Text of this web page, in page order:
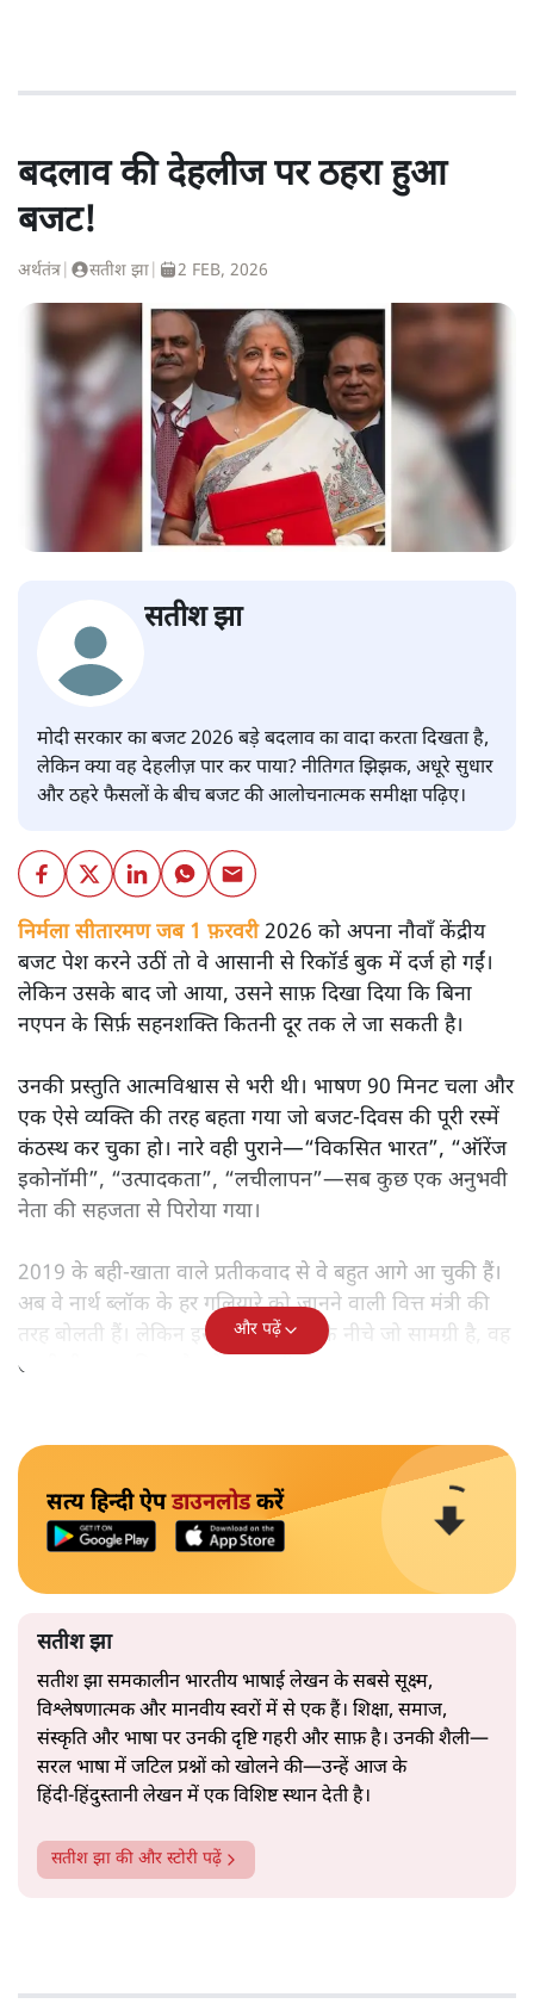
बदलाव की देहलीज पर ठहरा हुआ
बजट!
अर्थतंत्र सतीश झा 2 FEB, 2026
सतीश झा
मोदी सरकार का बजट 2026 बड़े बदलाव का वादा करता दिखता है,
लेकिन क्या वह देहलीज़ पार कर पाया? नीतिगत झिझक, अधूरे सुधार
और ठहरे फैसलों के बीच बजट की आलोचनात्मक समीक्षा पढ़िए।
निर्मला सीतारमण जब 1 फ़रवरी2026 को अपना नौवाँ केंद्रीय
बजट पेश करने उठीं तो वे आसानी से रिकॉर्ड बुक में दर्ज हो गईं।
लेकिन उसके बाद जो आया, उसने साफ़ दिखा दिया कि बिना
नएपन के सिर्फ़ सहनशक्ति कितनी दूर तक ले जा सकती है।
उनकी प्रस्तुति आत्मविश्वास से भरी थी। भाषण 90 मिनट चला और
एक ऐसे व्यक्ति की तरह बहता गया जो बजट‑दिवस की पूरी रस्में
कंठस्थ कर चुका हो। नारे वही पुराने—“विकसित भारत”, “ऑरेंज
इकोनॉमी”, “उत्पादकता”, “लचीलापन”—सब कुछ एक अनुभवी
नेता की सहजता से पिरोया गया।
2019 के बही‑खाता वाले प्रतीकवाद से वे बहुत आगे आ चुकी हैं।
अब वे नार्थ ब्लॉक के हर गलियारे को जानने वाली वित्त मंत्री की
तरह बोलती हैं। लेकिन इस आत्मविश्वास के नीचे जो सामग्री है, वह
उतनी ही अनुमानित और दोहराव भरी।
और पढ़ें
सत्य हिन्दी ऐपडाउनलोडकरें
सतीश झा
सतीश झा समकालीन भारतीय भाषाई लेखन के सबसे सूक्ष्म,
विश्लेषणात्मक और मानवीय स्वरों में से एक हैं। शिक्षा, समाज,
संस्कृति और भाषा पर उनकी दृष्टि गहरी और साफ़ है। उनकी शैली—
सरल भाषा में जटिल प्रश्नों को खोलने की—उन्हें आज के
हिंदी‑हिंदुस्तानी लेखन में एक विशिष्ट स्थान देती है।
सतीश झा की और स्टोरी पढ़ें